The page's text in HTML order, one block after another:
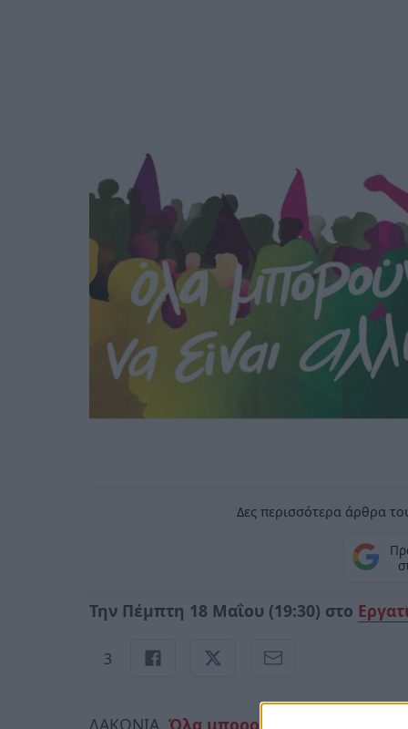
Δες περισσότερα άρθρα
Την Πέμπτη 18 Μαΐου (19:30) στο
3
ΛΑΚΩΝΙΑ. Όλα μπορούν να είναι αλλιώς!